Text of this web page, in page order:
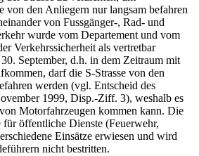
von den Anliegern nur langsam befahren
von Fussgänger-, Rad- und
wurde vom Departement und vom
Verkehrssicherheit als vertretbar
September, d.h. in dem Zeitraum mit
darf die S-Strasse von den
werden (vgl. Entscheid des
1999, Disp.-Ziff. 3), weshalb es
Motorfahrzeugen kommen kann. Die
für öffentliche Dienste (Feuerwehr,
Einsätze erwiesen und wird
nicht bestritten.